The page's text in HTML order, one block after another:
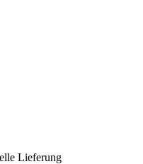
Lieferung